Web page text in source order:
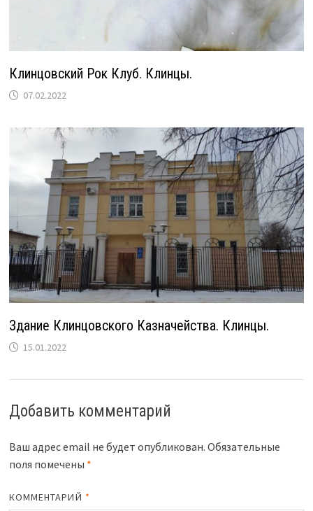
Клинцовский Рок Клуб. Клинцы.
07.02.2022
Здание Клинцовского Казначейства. Клинцы.
15.01.2022
Добавить комментарий
Ваш адрес email не будет опубликован. Обязательные
поля помечены *
КОММЕНТАРИЙ *